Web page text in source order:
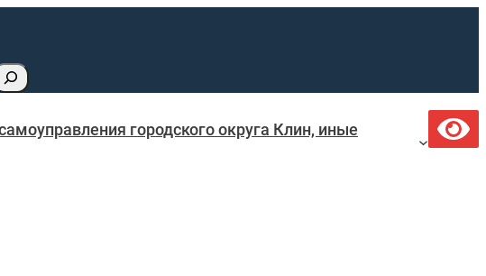
городского округа Клин, иные